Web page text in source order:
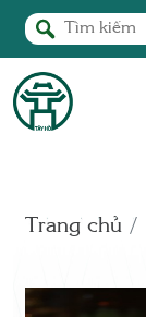
Trang chủ